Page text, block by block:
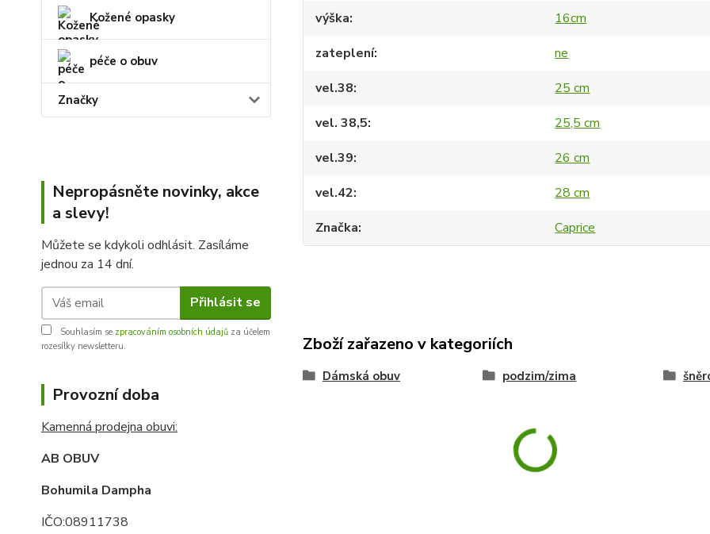
Kožené opasky
péče o obuv
Značky
Nepropásněte novinky, akce
a slevy!
Můžete se kdykoli odhlásit. Zasíláme
jednou za 14 dní.
Přihlásit se
Souhlasím se zpracováním osobních údajů za účelem
rozesílky newsletteru.
Provozní doba
Kamenná prodejna obuvi:
AB OBUV
Bohumila Dampha
IČO:08911738
výška
16cm
zateplení
ne
vel.38
25 cm
vel. 38,5
25,5 cm
vel.39
26 cm
vel.42
28 cm
Značka
Caprice
Zboží zařazeno v kategoriích
Dámská obuv podzim/zima